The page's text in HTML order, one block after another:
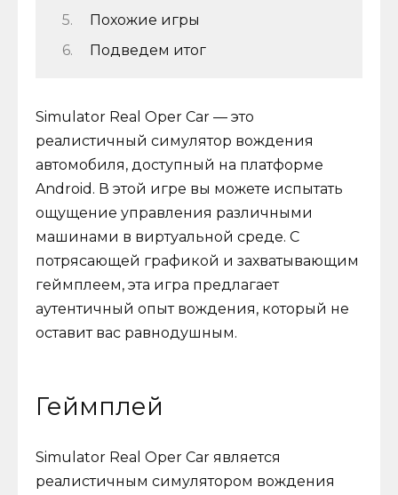
Похожие игры
Подведем итог
Simulator Real Oper Car — это
реалистичный симулятор вождения
автомобиля, доступный на платформе
Android. В этой игре вы можете испытать
ощущение управления различными
машинами в виртуальной среде. С
потрясающей графикой и захватывающим
геймплеем, эта игра предлагает
аутентичный опыт вождения, который не
оставит вас равнодушным.
Геймплей
Simulator Real Oper Car является
реалистичным симулятором вождения